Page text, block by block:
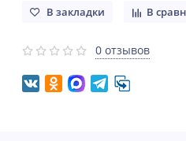
В закладки В
0 отзывов